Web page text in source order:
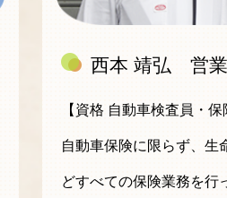
西本 靖弘 営
【資格 自動車検査員・保
自動車保険に限らず、生
どすべての保険業務を行